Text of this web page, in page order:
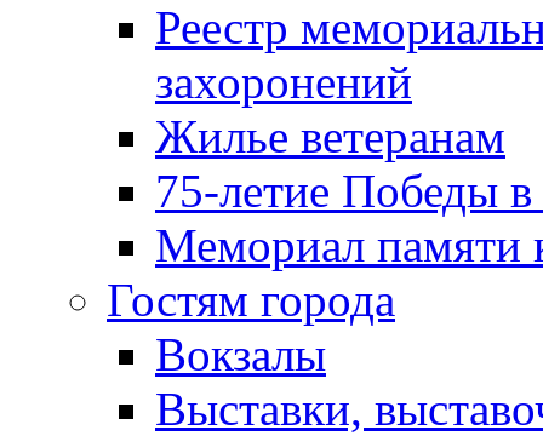
Реестр
захоронений
Жилье ветеранам
75-летие Победы
Мемориал памяти
Гостям города
Вокзалы
Выставки,